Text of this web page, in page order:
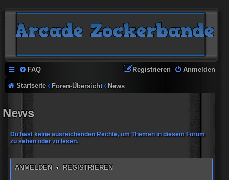
FAQ Anmelden
Registrieren
Startseite Foren-Übersicht News
News
Du hast keine ausreichenden Rechte, um Themen in diesem Forum
zu sehen oder zu lesen.
ANMELDEN • REGISTRIEREN